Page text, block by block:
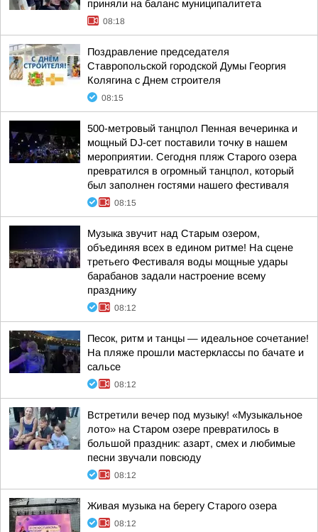
приняли на баланс муниципалитета
08:18
Поздравление председателя
Ставропольской городской Думы Георгия
Колягина с Днем строителя
08:15
500-метровый танцпол Пенная вечеринка и
мощный DJ-сет поставили точку в нашем
мероприятии. Сегодня пляж Старого озера
превратился в огромный танцпол, который
был заполнен гостями нашего фестиваля
08:15
Музыка звучит над Старым озером,
объединяя всех в едином ритме! На сцене
третьего Фестиваля воды мощные удары
барабанов задали настроение всему
празднику
08:12
Песок, ритм и танцы — идеальное сочетание!
На пляже прошли мастерклассы по бачате и
сальсе
08:12
Встретили вечер под музыку! «Музыкальное
лото» на Старом озере превратилось в
большой праздник: азарт, смех и любимые
песни звучали повсюду
08:12
Живая музыка на берегу Старого озера
08:12